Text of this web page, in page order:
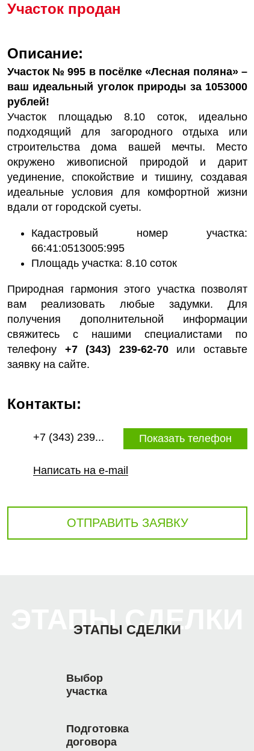
Участок продан
Описание:
Участок № 995 в посёлке «Лесная поляна» –
ваш идеальный уголок природы за 1053000
рублей!
Участок площадью 8.10 соток, идеально
подходящий для загородного отдыха или
строительства дома вашей мечты. Место
окружено живописной природой и дарит
уединение, спокойствие и тишину, создавая
идеальные условия для комфортной жизни
вдали от городской суеты.
Кадастровый номер участка:
66:41:0513005:995
Площадь участка: 8.10 соток
Природная гармония этого участка позволят
вам реализовать любые задумки. Для
получения дополнительной информации
свяжитесь с нашими специалистами по
телефону +7 (343) 239-62-70или оставьте
заявку на сайте.
Контакты:
+7 (343) 239... Показать телефон
Написать на e-mail
ОТПРАВИТЬ ЗАЯВКУ
ЭТАПЫ СДЕЛКИ
ЭТАПЫ СДЕЛКИ
Выбор
участка
Подготовка
договора